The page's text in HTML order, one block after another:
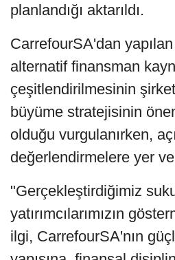
planlandığı aktarıldı.
CarrefourSA'dan
alternatif finansman
çeşitlendirilmesinin
büyüme stratejisinin
olduğu vurgulanırken,
değerlendirmelere yer
"Gerçekleştirdiğimiz
yatırımcılarımızın
ilgi, CarrefourSA'nın